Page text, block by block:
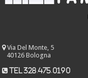
Via Del Monte, 5
40126 Bologna
tel 328.475.0190